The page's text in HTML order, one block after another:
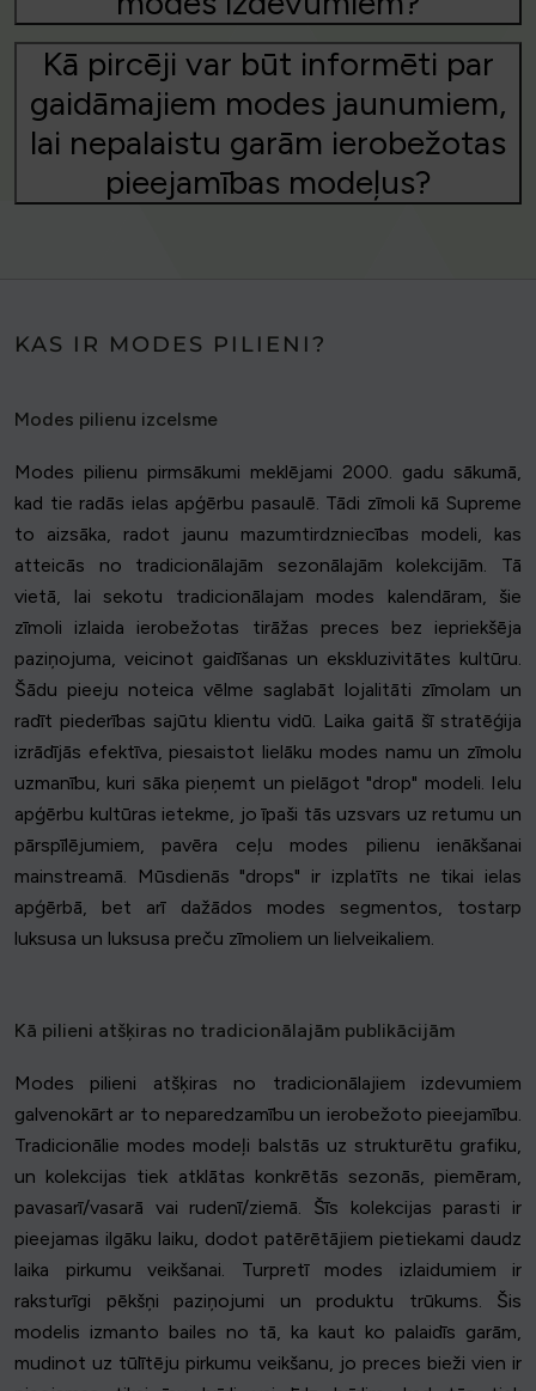
Kā pircēji var būt informēti par
gaidāmajiem modes jaunumiem,
lai nepalaistu garām ierobežotas
pieejamības modeļus?
KAS IR MODES PILIENI?
Modes pilienu izcelsme
Modes pilienu pirmsākumi meklējami 2000. gadu sākumā,
kad tie radās ielas apģērbu pasaulē. Tādi zīmoli kā Supreme
to aizsāka, radot jaunu mazumtirdzniecības modeli, kas
atteicās no tradicionālajām sezonālajām kolekcijām. Tā
vietā, lai sekotu tradicionālajam modes kalendāram, šie
zīmoli izlaida ierobežotas tirāžas preces bez iepriekšēja
paziņojuma, veicinot gaidīšanas un ekskluzivitātes kultūru.
Šādu pieeju noteica vēlme saglabāt lojalitāti zīmolam un
radīt piederības sajūtu klientu vidū. Laika gaitā šī stratēģija
izrādījās efektīva, piesaistot lielāku modes namu un zīmolu
uzmanību, kuri sāka pieņemt un pielāgot "drop" modeli. Ielu
apģērbu kultūras ietekme, jo īpaši tās uzsvars uz retumu un
pārspīlējumiem, pavēra ceļu modes pilienu ienākšanai
mainstreamā. Mūsdienās "drops" ir izplatīts ne tikai ielas
apģērbā, bet arī dažādos modes segmentos, tostarp
luksusa un luksusa preču zīmoliem un lielveikaliem.
Kā pilieni atšķiras no tradicionālajām publikācijām
Modes pilieni atšķiras no tradicionālajiem izdevumiem
galvenokārt ar to neparedzamību un ierobežoto pieejamību.
Tradicionālie modes modeļi balstās uz strukturētu grafiku,
un kolekcijas tiek atklātas konkrētās sezonās, piemēram,
pavasarī/vasarā vai rudenī/ziemā. Šīs kolekcijas parasti ir
pieejamas ilgāku laiku, dodot patērētājiem pietiekami daudz
laika pirkumu veikšanai. Turpretī modes izlaidumiem ir
raksturīgi pēkšņi paziņojumi un produktu trūkums. Šis
modelis izmanto bailes no tā, ka kaut ko palaidīs garām,
mudinot uz tūlītēju pirkumu veikšanu, jo preces bieži vien ir